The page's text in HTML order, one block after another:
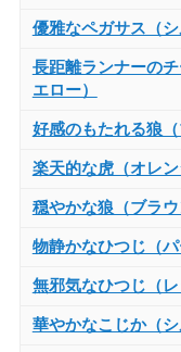
優雅なペガサス（シ
長距離ランナーの
エロー）
好感のもたれる狼（
楽天的な虎（オレン
穏やかな狼（ブラウ
物静かなひつじ（パ
無邪気なひつじ（レ
華やかなこじか（シ